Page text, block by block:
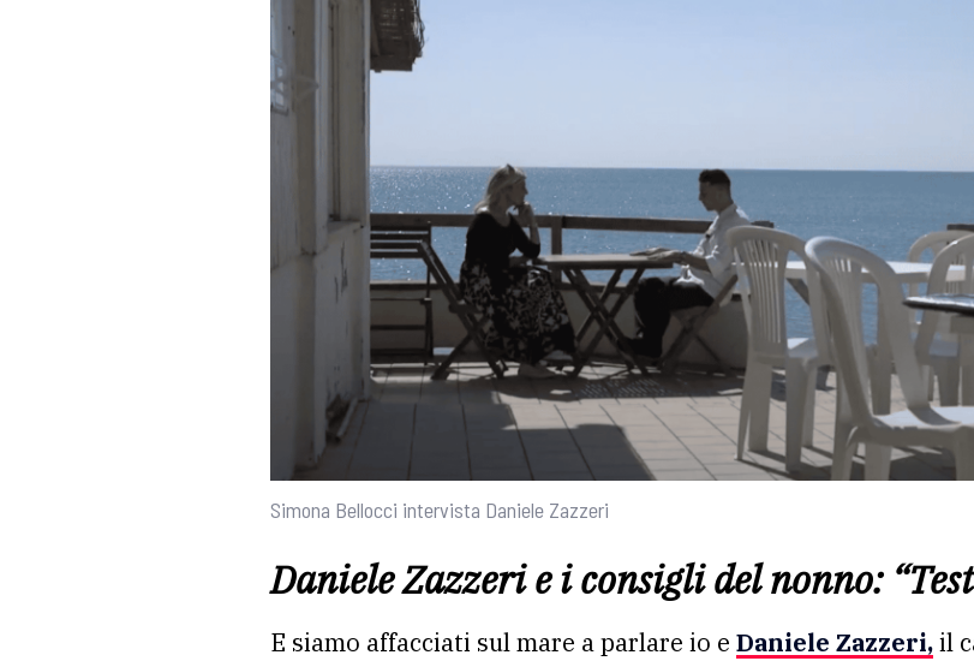
Simona Bellocci intervista Daniele Zazzeri
Daniele Zazzeri e i consigli del nonno:
E siamo affacciati sul mare a parlare io e Daniele Zazzeri,il